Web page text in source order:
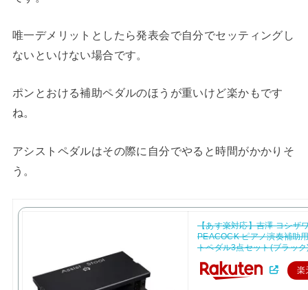
唯一デメリットとしたら発表会で自分でセッティングし
ないといけない場合です。
ポンとおける補助ペダルのほうが重いけど楽かもです
ね。
アシストペダルはその際に自分でやると時間がかかりそ
う。
【あす楽対応】吉澤 ヨシザ
PEACOCK ピアノ演奏補助
トペダル3点セット(ブラッ
楽